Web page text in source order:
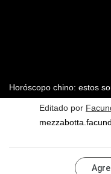
Horóscopo chino: estos
Editado por